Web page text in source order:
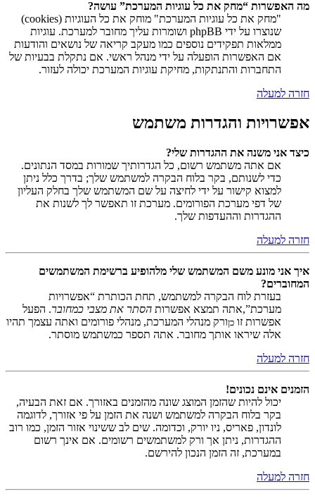
מה האפשרות “מחק את כל עוגיות המערכת” עושה?
"מחק את כל עוגיות המערכת" מוחק את כל העוגיות (cookies)
שנוצרו על ידי phpBB ושומרות עליך מחובר למערכת. עוגיות
ממלאות תפקידים נוספים כמו מעקב קריאה של נושאים והודעות
אם האפשרות הופעלה על ידי מנהל ראשי. אם נתקלת בבעיות של
התחברות והתנתקות, מחיקת עוגיות המערכת יכולה לעזור.
חזרה למעלה
אפשרויות והגדרות משתמש
כיצד אני משנה את ההגדרות שלי?
אם אתה משתמש רשום, כל הגדרותיך שמורות במסד הנתונים.
כדי לשנותם, בקר בלוח הבקרה למשתמש שלך; בדרך כלל ניתן
למצוא קישור על ידי לחיצה על שם המשתמש שלך בחלק העליון
של דפי מערכת הפורומים. מערכת זו תאפשר לך לשנות את
ההגדרות וההעדפות שלך.
חזרה למעלה
איך אני מונע משם המשתמש שלי מלהופיע ברשימת המשתמשים
המחוברים?
בעזרת לוח הבקרה למשתמש, תחת הכותרת “אפשרויות
מערכת”,אתה תמצא אפשרות הסתר את מצבי כמחובר. הפעל
אפשרות זו כןורק מנהלי המערכת, מנהלי פורומים ואתה עצמך תהיו
אלה שיראו אותך מחובר. אתה תספר כמשתמש מוסתר.
חזרה למעלה
הזמנים אינם נכונים!
יכול להיות שהזמן המוצג שונה מהזמנים באזורך. אם זאת הבעיה,
בקר בלוח הבקרה למשתמש ושנה את הזמן על פי אזורך, לדוגמה
לונדון, פאריס, ניו יורק, וכדומה. שים לב ששינוי אזור הזמן, כמו רוב
ההגדרות, ניתן אך ורק למשתמשים רשומים. אם אינך רשום
במערכת, זה הזמן הנכון להירשם.
חזרה למעלה